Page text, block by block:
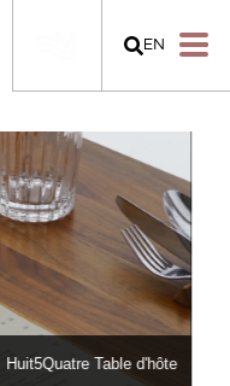
EN
Huit5Quatre Table d'hôte